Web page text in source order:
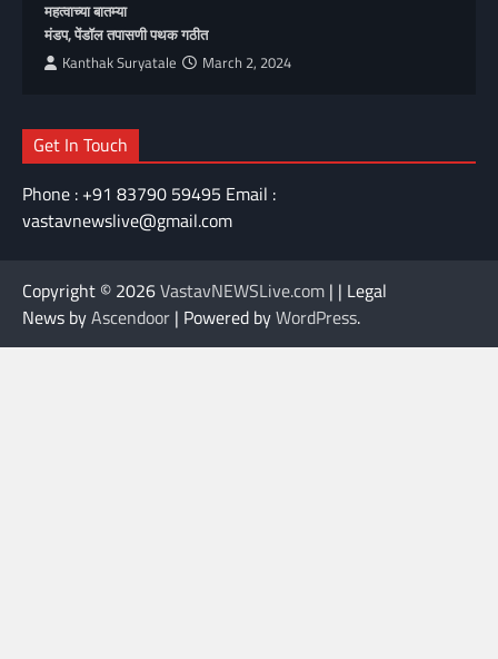
महत्वाच्या बातम्या
मंडप, पेंडॉल तपासणी पथक गठीत
Kanthak Suryatale March 2, 2024
Get In Touch
Phone : +91 83790 59495 Email :
vastavnewslive@gmail.com
Copyright © 2026VastavNEWSLive.com | | Legal
News byAscendoor | Powered byWordPress.